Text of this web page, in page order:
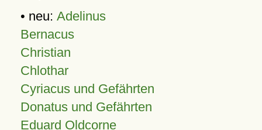
• neu: Adelinus
Bernacus
Christian
Chlothar
Cyriacus und Gefährten
Donatus und Gefährten
Eduard Oldcorne